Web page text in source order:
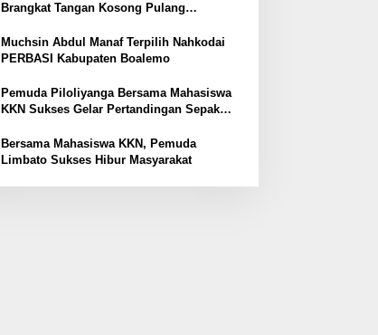
Brangkat Tangan Kosong Pulang
Muchsin Abdul Manaf Terpilih Nahkodai
PERBASI Kabupaten Boalemo
Pemuda Piloliyanga Bersama Mahasiswa
KKN Sukses Gelar Pertandingan Sepak
Bersama Mahasiswa KKN, Pemuda
Limbato Sukses Hibur Masyarakat